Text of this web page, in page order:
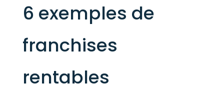
6 exemples de
franchises
rentables